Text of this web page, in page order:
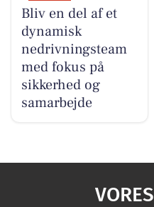
Bliv en del af et
dynamisk
nedrivningsteam
med fokus på
sikkerhed og
samarbejde
VORES